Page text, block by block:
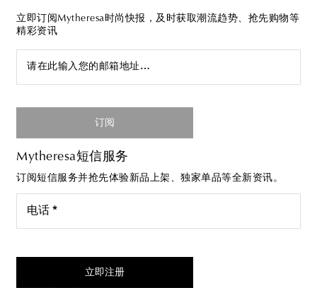
立即订阅Mytheresa时尚快报，及时获取潮流趋势、抢先购物等
精彩资讯
请在此输入您的邮箱地址…
订阅
Mytheresa短信服务
订阅短信服务并抢先体验新品上架、独家单品等全新资讯。
电话 *
立即注册